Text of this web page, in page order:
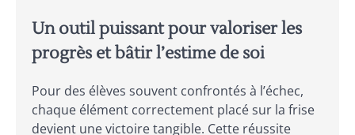
Un outil puissant pour valoriser les
progrès et bâtir l’estime de soi
Pour des élèves souvent confrontés à l’échec,
chaque élément correctement placé sur la frise
devient une victoire tangible. Cette réussite